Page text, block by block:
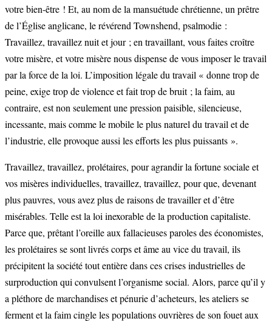
votre bien-être ! Et, au nom de la mansuétude chrétienne, un prêtre
de l’Église anglicane, le révérend Townshend, psalmodie :
Travaillez, travaillez nuit et jour ; en travaillant, vous faites croître
votre misère, et votre misère nous dispense de vous imposer le travail
par la force de la loi. L’imposition légale du travail « donne trop de
peine, exige trop de violence et fait trop de bruit ; la faim, au
contraire, est non seulement une pression paisible, silencieuse,
incessante, mais comme le mobile le plus naturel du travail et de
l’industrie, elle provoque aussi les efforts les plus puissants ».
Travaillez, travaillez, prolétaires, pour agrandir la fortune sociale et
vos misères individuelles, travaillez, travaillez, pour que, devenant
plus pauvres, vous avez plus de raisons de travailler et d’être
misérables. Telle est la loi inexorable de la production capitaliste.
Parce que, prêtant l’oreille aux fallacieuses paroles des économistes,
les prolétaires se sont livrés corps et âme au vice du travail, ils
précipitent la société tout entière dans ces crises industrielles de
surproduction qui convulsent l’organisme social. Alors, parce qu’il y
a pléthore de marchandises et pénurie d’acheteurs, les ateliers se
ferment et la faim cingle les populations ouvrières de son fouet aux